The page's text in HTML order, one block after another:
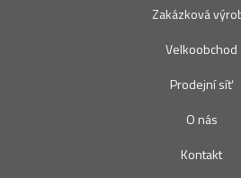
Zakázková
Velkoobchod
Prodejní síť
O nás
Kontakt